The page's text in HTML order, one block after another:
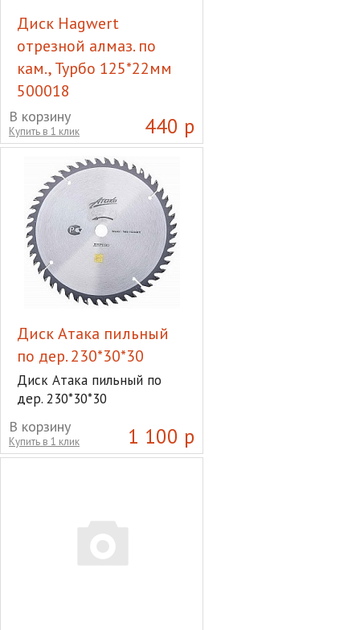
Диск Hagwert
отрезной алмаз. по
кам., Турбо 125*22мм
500018
Диск Hagwert отрезной
алмаз. по кам., Турбо
125*22мм 500018
440 р
В корзину
Купить в 1 клик
Диск Атака пильный
по дер. 230*30*30
Диск Атака пильный по
дер. 230*30*30
1 100 р
В корзину
Купить в 1 клик